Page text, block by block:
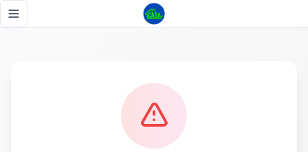
Toggle navigation menu
Página no encontrada - Tu Casa RD